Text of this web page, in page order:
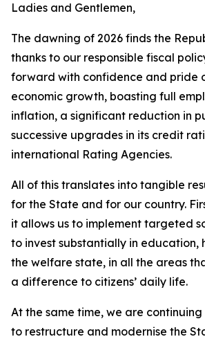
Ladies and Gentlemen,
The dawning of 2026 finds the
thanks to our responsible fiscal
forward with confidence and pride
economic growth, boasting full
inflation, a significant reduction in
successive upgrades in its credit
international Rating Agencies.
All of this translates into tangible
for the State and for our country.
it allows us to implement targeted
to invest substantially in education,
the welfare state, in all the areas
a difference to citizens’ daily life.
At the same time, we are
to restructure and modernise the